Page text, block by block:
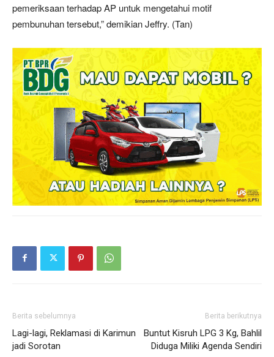
pemeriksaan terhadap AP untuk mengetahui motif
pembunuhan tersebut,” demikian Jeffry. (Tan)
Berita sebelumnya
Lagi-lagi, Reklamasi di Karimun
jadi Sorotan
Berita berikutnya
Buntut Kisruh LPG 3 Kg, Bahlil
Diduga Miliki Agenda Sendiri